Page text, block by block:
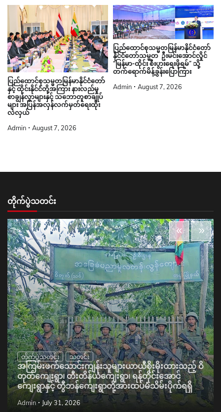
ပြည်ထောင်စုသမ္မတမြန်မာနိုင်ငံတော်
နှင့် ထိုင်းနိုင်ငံတို့အကြား နားလည်မှု
စာချွန်လွှာများနှင့် သဘောတူစာချုပ်
များ အပြန်အလှန်လက်မှတ်ရေးထိုး
လဲလှယ်
Admin August 7, 2026
ပြည်ထောင်စုသမ္မတမြန်မာနိုင်ငံတော်
နိုင်ငံတော်သမ္မတ ဦးမင်းအောင်လှိုင်
“မြန်မာ-ထိုင်း စီးပွားရေးဖိုရမ်” သို့
တက်ရောက်မိန့်ခွန်းပြောကြား
Admin August 7, 2026
တိုက်ပွဲသတင်း
တိုက်ပွဲသတင်း သတင်း
အကြမ်းဖက်သောင်းကျန်းသူများယာယီစိုးမိုးထားသည့် ဝိ
တုတ်ကျေးရွာ၊ တီးတိန်ယံကျေးရွာ၊ ရန်တိုင်းအောင်
ကျေးရွာနှင့် တွီဘန်ကျေးရွာတို့အားထပ်မံသိမ်းပိုက်ရရှိ
Admin July 31, 2026